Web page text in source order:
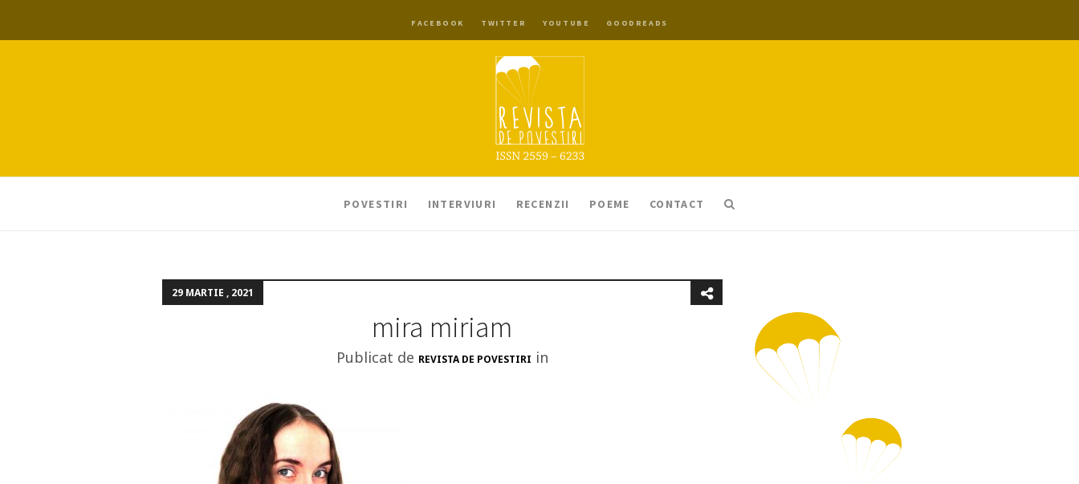
FACEBOOK TWITTER YOUTUBE GOODREADS
POVESTIRI INTERVIURI RECENZII POEME CONTACT
29 MARTIE , 2021
mira miriam
Publicat de REVISTA DE POVESTIRI in